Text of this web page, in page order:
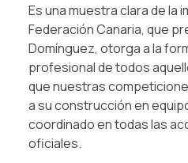
Es una muestra clara de la
Federación Canaria, que
Domínguez, otorga a la
profesional de todos
que nuestras
a su construcción en
coordinado en todas las
oficiales.